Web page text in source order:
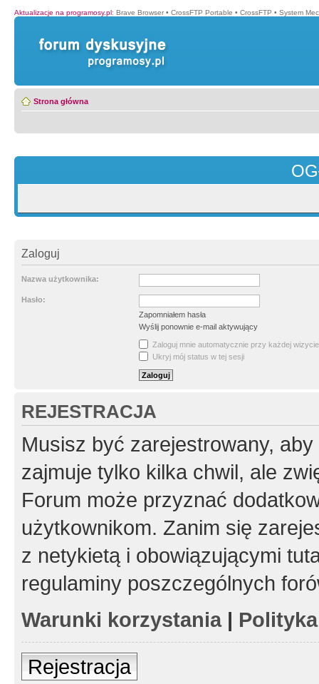
Aktualizacje na programosy.pl: Brave Browser • CrossFTP Portable • CrossFTP • System
Strona główna
Zaloguj
Nazwa użytkownika:
Hasło:
Zapomniałem hasła
Wyślij ponownie e-mail aktywujący
Zaloguj mnie automatycznie przy każdej wizycie
Ukryj mój status w tej sesji
REJESTRACJA
Musisz być zarejestrowany,
zajmuje tylko kilka chwil, ale
Forum może przyznać
użytkownikom. Zanim się
z netykietą i obowiązującymi
regulaminy poszczególnych
Warunki korzystania|
Rejestracja